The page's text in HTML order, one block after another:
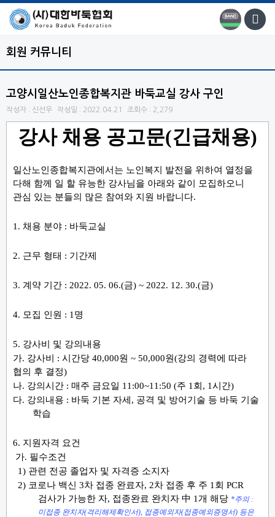
회원 커뮤니티
고양시일산노인종합복지관 바둑교실 강사 구인
작성자 : 신선우 작성일 : 2022.04.21 조회수 : 2,279
강사 채용 공고문(긴급채용)
일산노인종합복지관에서는 노인복지 발전을 위하여 열정을
다해 함께 일 할 유능한 강사님을 아래와 같이 모집하오니
관심 있는 분들의 많은 참여와 지원 바랍니다.
1. 채용 분야 : 바둑교실
2. 근무 형태 : 기간제
3. 계약 기간 : 2022. 05. 06.(금) ~ 2022. 12. 30.(금)
4. 모집 인원 : 1 명
5. 강사비 및 강의내용
가. 강사비 : 시간당 40,000원 ~ 50,000원(강의 경력에 따라
협의 후 결정)
나. 강의시간 : 매주 금요일 11:00~11:50 (주 1 회 , 1시간)
다. 강의내용 : 바둑 기본 자세 , 공격 및 방어기술 등 바둑 기술
학습
6. 지원자격 요건
가. 필수조건
1) 관련 전공 졸업자 및 자격증 소지자
2) 코로나 백신 3차 접종 완료자, 2차 접종 후 주 1 회 PCR
검사가 가능한 자, 접종완료 완치자中 1 개 해당 *주의 :
미접종 완치자(격리해제확인서), 접종예외자(접종예외증명서) 등은